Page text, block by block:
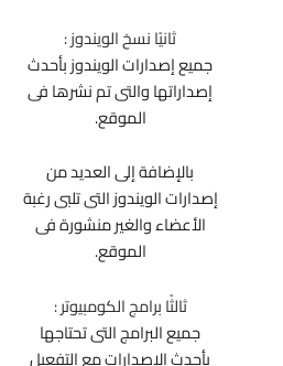
ثانيًا نسخ الويندوز :
جميع إصدارات الويندوز بأحدث
إصداراتها والتى تم نشرها فى
الموقع.
بالإضافة إلى العديد من
إصدارات الويندوز التى تلبى رغبة
الأعضاء والغير منشورة فى
الموقع.
ثالثًا برامج الكومبيوتر :
جميع البرامج التى تحتاجها
بأحدث الإصدارات مع التفعيل